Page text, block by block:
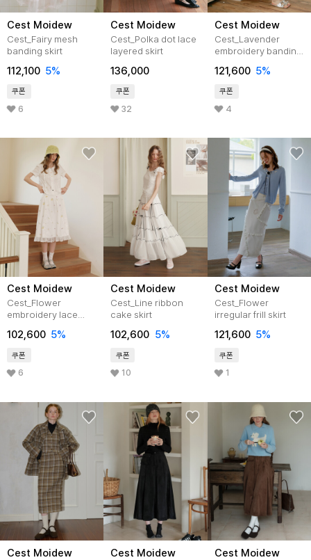
Cest Moidew
Cest_Fairy mesh
banding skirt
112,100 5%
쿠폰
6
Cest Moidew
Cest_Polka dot lace
layered skirt
136,000
쿠폰
32
Cest Moidew
Cest_Lavender
embroidery banding
121,600 5%
쿠폰
4
Cest Moidew
Cest_Flower
embroidery lace
102,600 5%
쿠폰
6
Cest Moidew
Cest_Line ribbon
cake skirt
102,600 5%
쿠폰
10
Cest Moidew
Cest_Flower
irregular frill skirt
121,600 5%
쿠폰
1
Cest Moidew Cest Moidew Cest Moidew